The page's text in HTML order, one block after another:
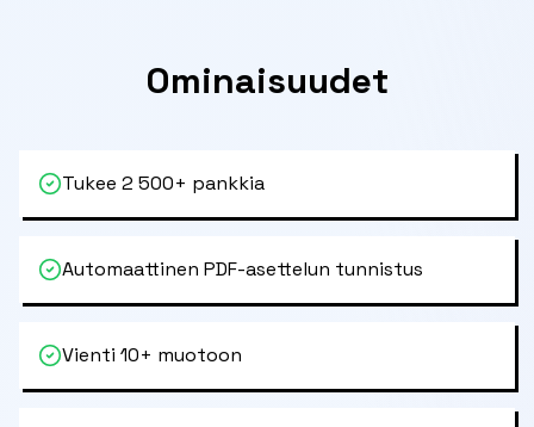
Ominaisuudet
Tukee 2 500+ pankkia
Automaattinen PDF-asettelun tunnistus
Vienti 10+ muotoon